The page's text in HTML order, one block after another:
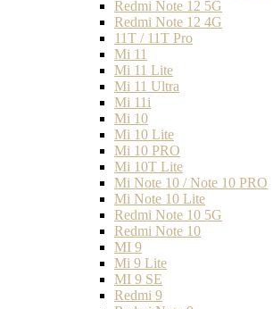
Redmi Note 12 5G
Redmi Note 12 4G
11T / 11T Pro
Mi 11
Mi 11 Lite
Mi 11 Ultra
Mi 11i
Mi 10
Mi 10 Lite
Mi 10 PRO
Mi 10T Lite
Mi Note 10 / Note 10 PRO
Mi Note 10 Lite
Redmi Note 10 5G
Redmi Note 10
MI 9
Mi 9 Lite
MI 9 SE
Redmi 9